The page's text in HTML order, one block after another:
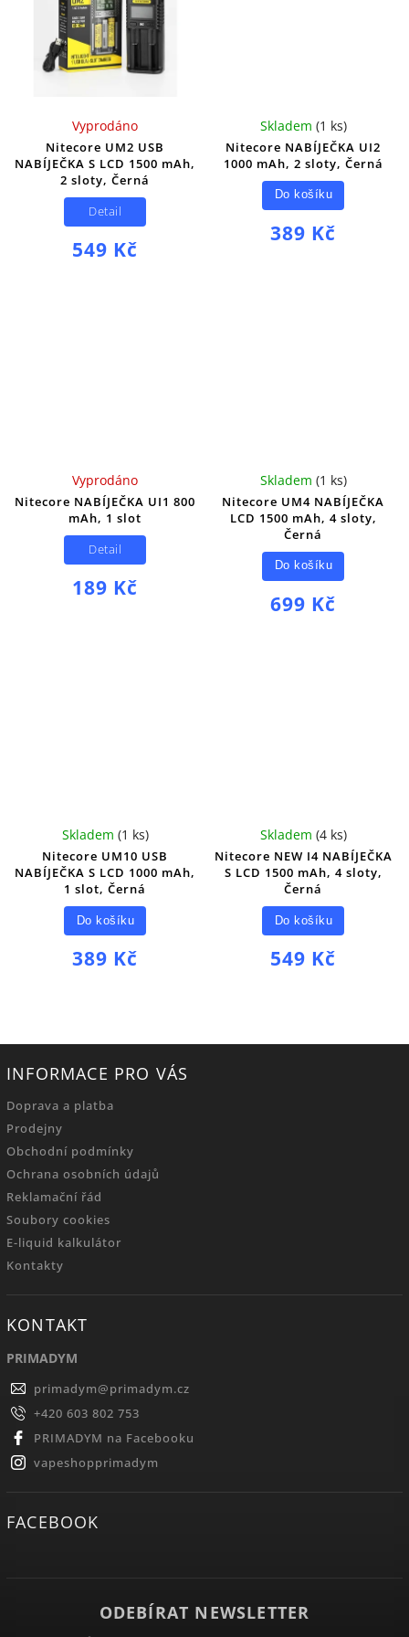
Nitecore UM2 USB
NABÍJEČKA S LCD 1500 mAh,
2 sloty, Černá
Vyprodáno
549 Kč
Detail
Nitecore NABÍJEČKA UI2
1000 mAh, 2 sloty, Černá
Skladem (1 ks)
389 Kč
Do košíku
Nitecore NABÍJEČKA UI1 800
mAh, 1 slot
Vyprodáno
189 Kč
Detail
Nitecore UM4 NABÍJEČKA
LCD 1500 mAh, 4 sloty,
Černá
Skladem (1 ks)
699 Kč
Do košíku
Nitecore UM10 USB
NABÍJEČKA S LCD 1000 mAh,
1 slot, Černá
Skladem (1 ks)
389 Kč
Do košíku
Nitecore NEW I4 NABÍJEČKA
S LCD 1500 mAh, 4 sloty,
Černá
Skladem (4 ks)
549 Kč
Do košíku
INFORMACE PRO VÁS
Doprava a platba
Prodejny
Obchodní podmínky
Ochrana osobních údajů
Reklamační řád
Soubory cookies
E-liquid kalkulátor
Kontakty
KONTAKT
PRIMADYM
primadym@primadym.cz
+420 603 802 753
PRIMADYM na Facebooku
vapeshopprimadym
FACEBOOK
ODEBÍRAT NEWSLETTER